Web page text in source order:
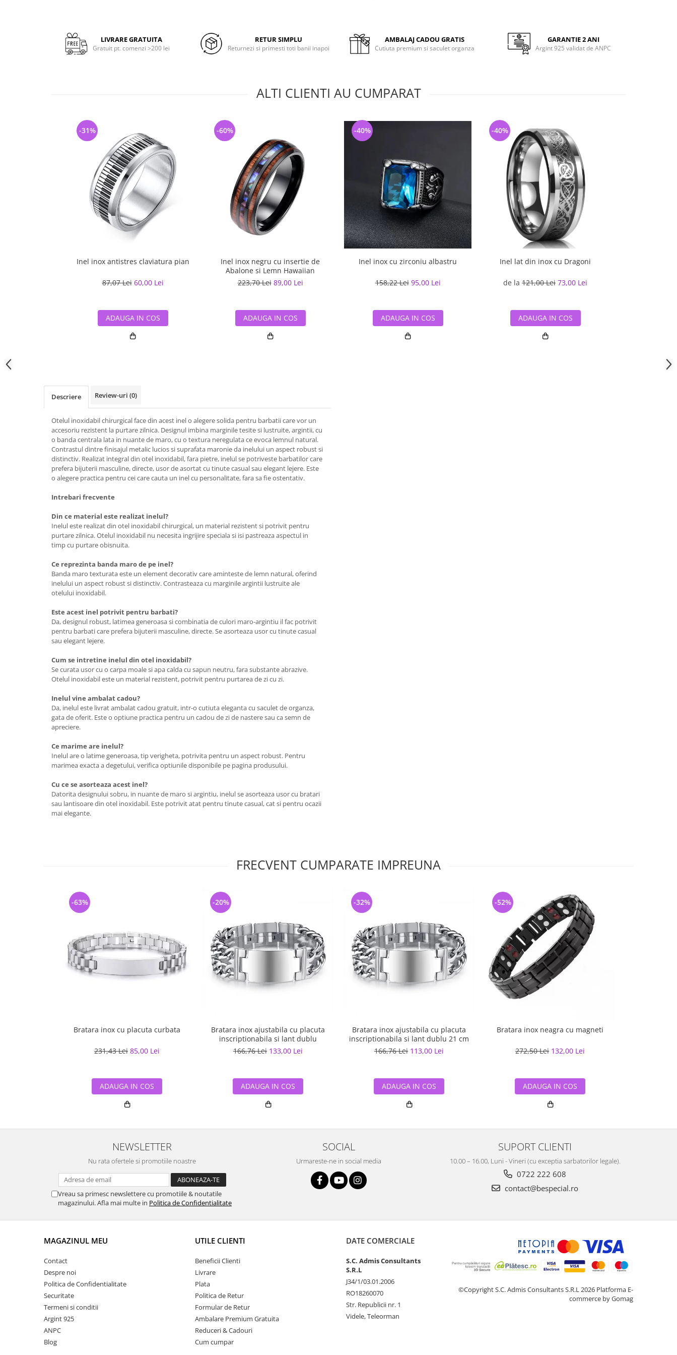
LIVRARE GRATUITA
Gratuit pt. comenzi >200 lei
RETUR SIMPLU
Returnezi si primesti toti banii inapoi
AMBALAJ CADOU GRATIS
Cutiuta premium si saculet organza
GARANTIE 2 ANI
Argint 925 validat de ANPC
ALTI CLIENTI AU CUMPARAT
Inel inox antistres claviatura pian
87,07 Lei 60,00 Lei
-31%
ADAUGA IN COS
Inel inox negru cu insertie de
Abalone si Lemn Hawaiian
223,70 Lei 89,00 Lei
-60%
ADAUGA IN COS
Inel inox cu zirconiu albastru
158,22 Lei 95,00 Lei
-40%
ADAUGA IN COS
Inel lat din inox cu Dragoni
de la 121,00 Lei 73,00 Lei
-40%
ADAUGA IN COS
Descriere Review-uri (0)
Otelul inoxidabil chirurgical face din acest inel o alegere solida pentru barbatii care vor un
accesoriu rezistent la purtare zilnica. Designul imbina marginile tesite si lustruite, argintii, cu
o banda centrala lata in nuante de maro, cu o textura neregulata ce evoca lemnul natural.
Contrastul dintre finisajul metalic lucios si suprafata maronie da inelului un aspect robust si
distinctiv. Realizat integral din otel inoxidabil, fara pietre, inelul se potriveste barbatilor care
prefera bijuterii masculine, directe, usor de asortat cu tinute casual sau elegant lejere. Este
o alegere practica pentru cei care cauta un inel cu personalitate, fara sa fie ostentativ.
Intrebari frecvente
Din ce material este realizat inelul?
Inelul este realizat din otel inoxidabil chirurgical, un material rezistent si potrivit pentru
purtare zilnica. Otelul inoxidabil nu necesita ingrijire speciala si isi pastreaza aspectul in
timp cu purtare obisnuita.
Ce reprezinta banda maro de pe inel?
Banda maro texturata este un element decorativ care aminteste de lemn natural, oferind
inelului un aspect robust si distinctiv. Contrasteaza cu marginile argintii lustruite ale
otelului inoxidabil.
Este acest inel potrivit pentru barbati?
Da, designul robust, latimea generoasa si combinatia de culori maro-argintiu il fac potrivit
pentru barbati care prefera bijuterii masculine, directe. Se asorteaza usor cu tinute casual
sau elegant lejere.
Cum se intretine inelul din otel inoxidabil?
Se curata usor cu o carpa moale si apa calda cu sapun neutru, fara substante abrazive.
Otelul inoxidabil este un material rezistent, potrivit pentru purtarea de zi cu zi.
Inelul vine ambalat cadou?
Da, inelul este livrat ambalat cadou gratuit, intr-o cutiuta eleganta cu saculet de organza,
gata de oferit. Este o optiune practica pentru un cadou de zi de nastere sau ca semn de
apreciere.
Ce marime are inelul?
Inelul are o latime generoasa, tip verigheta, potrivita pentru un aspect robust. Pentru
marimea exacta a degetului, verifica optiunile disponibile pe pagina produsului.
Cu ce se asorteaza acest inel?
Datorita designului sobru, in nuante de maro si argintiu, inelul se asorteaza usor cu bratari
sau lantisoare din otel inoxidabil. Este potrivit atat pentru tinute casual, cat si pentru ocazii
mai elegante.
FRECVENT CUMPARATE IMPREUNA
Bratara inox cu placuta curbata
231,43 Lei 85,00 Lei
-63%
ADAUGA IN COS
Bratara inox ajustabila cu placuta
inscriptionabila si lant dublu
166,76 Lei 133,00 Lei
-20%
ADAUGA IN COS
Bratara inox ajustabila cu placuta
inscriptionabila si lant dublu 21 cm
166,76 Lei 113,00 Lei
-32%
ADAUGA IN COS
Bratara inox neagra cu magneti
272,50 Lei 132,00 Lei
-52%
ADAUGA IN COS
NEWSLETTER
Nu rata ofertele si promotiile noastre
Vreau sa primesc newslettere cu promotiile & noutatile
magazinului. Afla mai multe in Politica de Confidentialitate
SOCIAL
Urmareste-ne in social media
SUPORT CLIENTI
10.00 – 16.00, Luni - Vineri (cu exceptia sarbatorilor legale).
0722 222 608
contact@bespecial.ro
MAGAZINUL MEU
Contact
Despre noi
Politica de Confidentialitate
Securitate
Termeni si conditii
Argint 925
ANPC
Blog
UTILE CLIENTI
Beneficii Clienti
Livrare
Plata
Politica de Retur
Formular de Retur
Ambalare Premium Gratuita
Reduceri & Cadouri
Cum cumpar
DATE COMERCIALE
S.C. Admis Consultants
S.R.L
J34/1/03.01.2006
RO18260070
Str. Republicii nr. 1
Videle, Teleorman
©Copyright S.C. Admis Consultants S.R.L 2026 Platforma E-
commerce by Gomag